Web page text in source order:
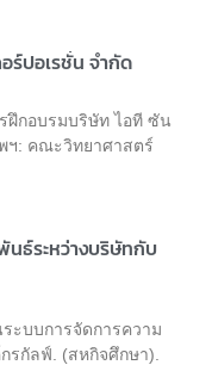
ร์ปอเรชั่น จำกัด
ฝึกอบรมบริษัท ไอที ซัน
ฯ: คณะวิทยาศาสตร์
ธ์ระหว่างบริษัทกับ
ะบบการจัดการความ
รกัลฟ์. (สหกิจศึกษา).